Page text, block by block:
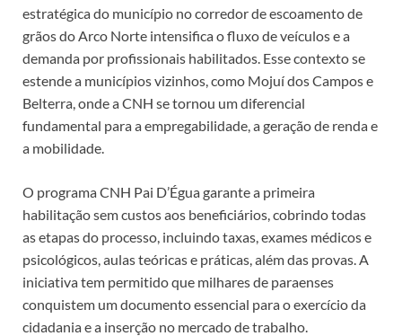
estratégica do município no corredor de escoamento de
grãos do Arco Norte intensifica o fluxo de veículos e a
demanda por profissionais habilitados. Esse contexto se
estende a municípios vizinhos, como Mojuí dos Campos e
Belterra, onde a CNH se tornou um diferencial
fundamental para a empregabilidade, a geração de renda e
a mobilidade.
O programa CNH Pai D’Égua garante a primeira
habilitação sem custos aos beneficiários, cobrindo todas
as etapas do processo, incluindo taxas, exames médicos e
psicológicos, aulas teóricas e práticas, além das provas. A
iniciativa tem permitido que milhares de paraenses
conquistem um documento essencial para o exercício da
cidadania e a inserção no mercado de trabalho.